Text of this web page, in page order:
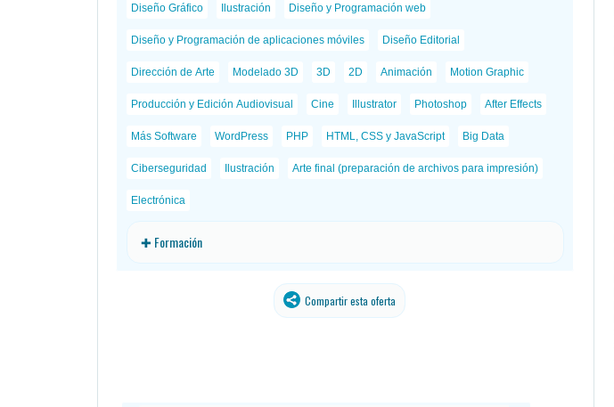
Diseño Gráfico Ilustración Diseño y Programación web
Diseño y Programación de aplicaciones móviles Diseño Editorial
Dirección de Arte Modelado 3D 3D 2D Animación Motion Graphic
Producción y Edición Audiovisual Cine Illustrator Photoshop After Effects
Más Software WordPress PHP HTML, CSS y JavaScript Big Data
Ciberseguridad Ilustración Arte final (preparación de archivos para impresión)
Electrónica
✚ Formación
Compartir esta oferta